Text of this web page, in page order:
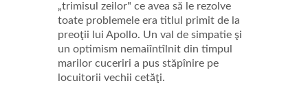
„trimisul zeilor" ce avea să le rezolve
toate problemele era titlul primit de la
preoţii lui Apollo. Un val de simpatie şi
un optimism nemaiîntîlnit din timpul
marilor cuceriri a pus stăpînire pe
locuitorii vechii cetăţi.